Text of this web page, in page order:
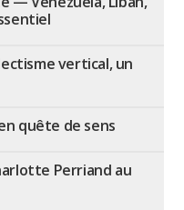
vertical, un
quête de sens
Perriand au